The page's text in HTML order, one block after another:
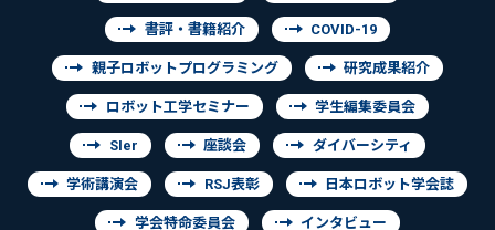
書評・書籍紹介 COVID-19
親子ロボットプログラミング 研究成果紹介
ロボット工学セミナー 学生編集委員会
SIer 座談会 ダイバーシティ
学術講演会 RSJ表彰 日本ロボット学会誌
学会特命委員会 インタビュー